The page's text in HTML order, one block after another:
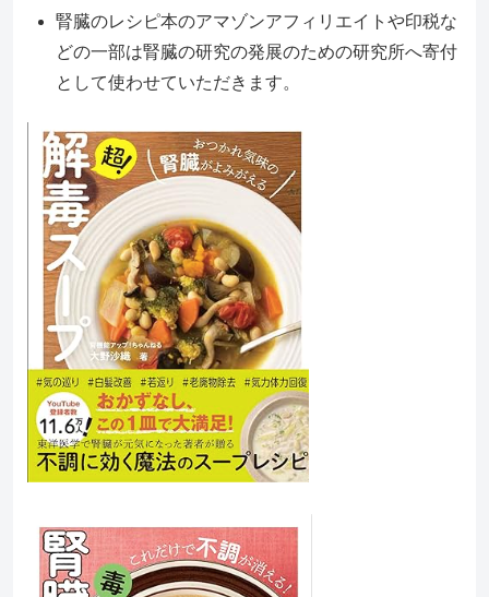
腎臓のレシピ本のアマゾンアフィリエイトや印税な
どの一部は腎臓の研究の発展のための研究所へ寄付
として使わせていただきます。